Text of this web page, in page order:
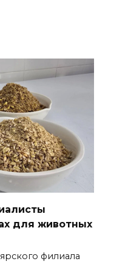
для животных
филиала